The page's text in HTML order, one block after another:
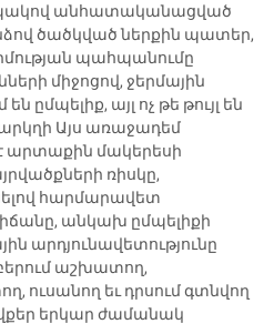
անհատականացված
ծածկված ներքին պատեր,
պահպանումը
միջոցով, ջերմային
ըմպելիք, այլ ոչ թե թույլ են
Այս առաջադեմ
արտաքին մակերեսի
ռիսկը,
հարմարավետ
անկախ ըմպելիքի
արդյունավետությունը
աշխատող,
ուսանող եւ դրսում գտնվող
երկար ժամանակ